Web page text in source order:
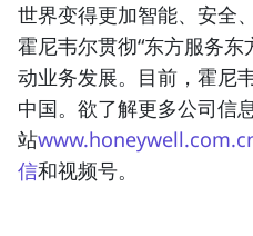
世界变得更加智能、安全
霍尼韦尔贯彻“东方服务
动业务发展。目前，霍尼
中国。欲了解更多公司信
站
信和视频号。